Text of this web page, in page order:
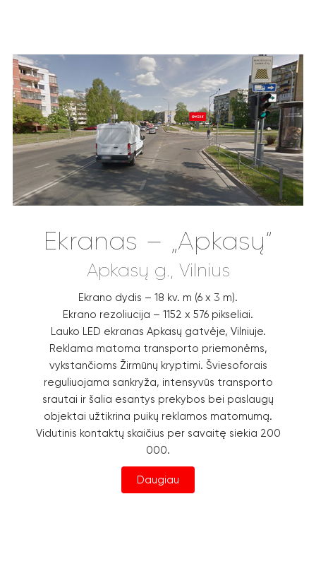
Ekranas – „Apkasų“
Apkasų g., Vilnius
Ekrano dydis – 18 kv. m (6 x 3 m).
Ekrano rezoliucija – 1152 x 576 pikseliai.
Lauko LED ekranas Apkasų gatvėje, Vilniuje.
Reklama matoma transporto priemonėms,
vykstančioms Žirmūnų kryptimi. Šviesoforais
reguliuojama sankryža, intensyvūs transporto
srautai ir šalia esantys prekybos bei paslaugų
objektai užtikrina puikų reklamos matomumą.
Vidutinis kontaktų skaičius per savaitę siekia 200
000.
Daugiau